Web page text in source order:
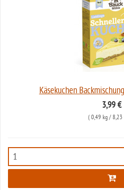
Käsekuchen
3,99 €
( 0,49 kg/ 8,23